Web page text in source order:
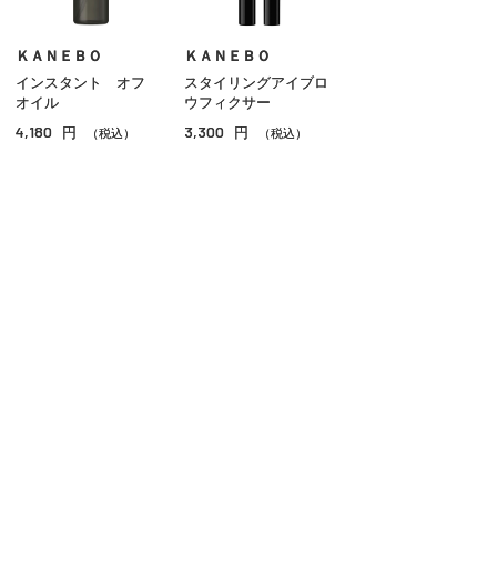
グロス
チーク
シェーディング・ハイライト
ＫＡＮＥＢＯ
インスタント オフ
オイル
4,180 円 （税込）
ＫＡＮＥＢＯ
スタイリングアイブロ
ウフィクサー
3,300 円 （税込）